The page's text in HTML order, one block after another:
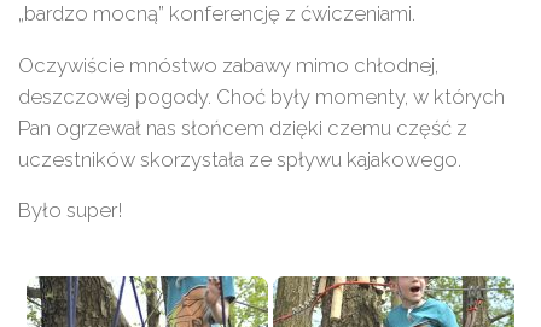
„bardzo mocną” konferencję z ćwiczeniami.
Oczywiście mnóstwo zabawy mimo chłodnej,
deszczowej pogody. Choć były momenty, w których
Pan ogrzewał nas słońcem dzięki czemu część z
uczestników skorzystała ze spływu kajakowego.
Było super!